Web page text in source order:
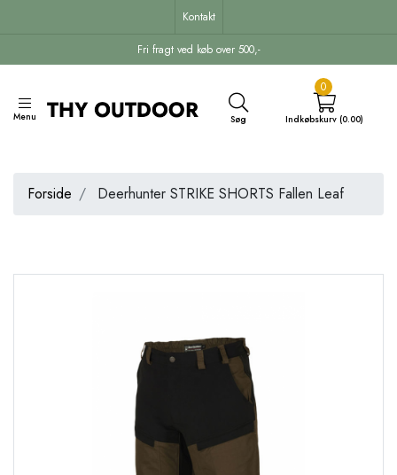
Fri fragt ved køb over 500,-
Kontakt
Menu Søg
0
Indkøbskurv (0.00)
Forside Deerhunter STRIKE SHORTS Fallen Leaf